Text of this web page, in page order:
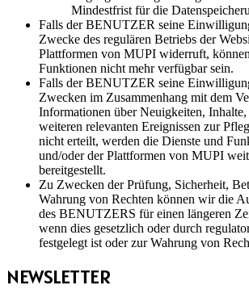
Mindestfrist für die
Falls der BENUTZER seine
Zwecke des regulären Betriebs der
Plattformen von MUPI widerruft,
Funktionen nicht mehr verfügbar sein.
Falls der BENUTZER seine
Zwecken im Zusammenhang mit dem
Informationen über Neuigkeiten,
weiteren relevanten Ereignissen zur
nicht erteilt, werden die Dienste und
und/oder der Plattformen von MUPI
bereitgestellt.
Zu Zwecken der Prüfung, Sicherheit,
Wahrung von Rechten können wir die
des BENUTZERS für einen längeren
wenn dies gesetzlich oder durch
festgelegt ist oder zur Wahrung von
NEWSLETTER